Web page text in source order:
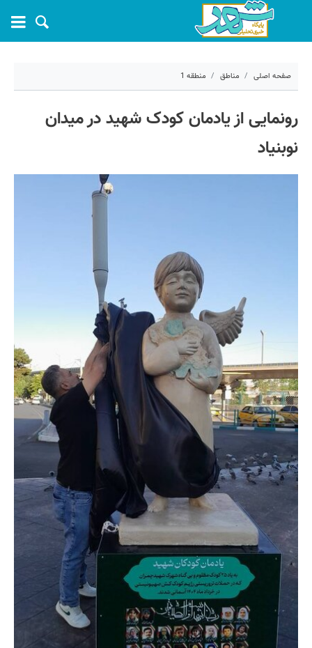
صفحه اصلی مناطق منطقه 1
رونمایی از یادمان کودک شهید در میدان
نوبنیاد